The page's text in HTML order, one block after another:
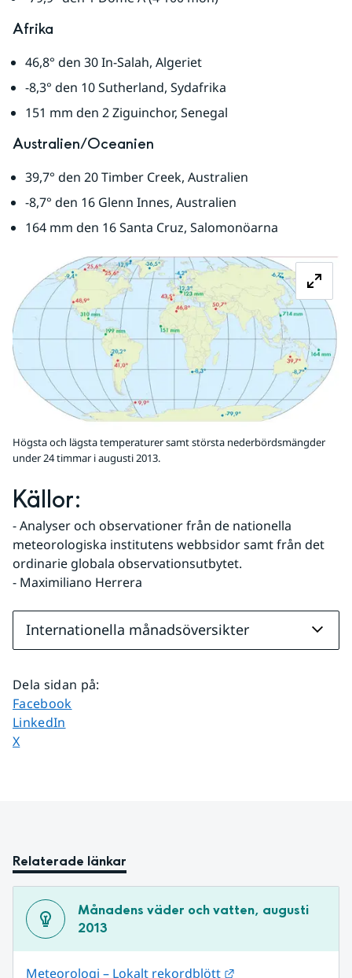
Afrika
46,8° den 30 In-Salah, Algeriet
-8,3° den 10 Sutherland, Sydafrika
151 mm den 2 Ziguinchor, Senegal
Australien/Oceanien
39,7° den 20 Timber Creek, Australien
-8,7° den 16 Glenn Innes, Australien
164 mm den 16 Santa Cruz, Salomonöarna
Högsta och lägsta temperaturer samt största nederbördsmängder
under 24 timmar i augusti 2013.
Källor:
- Analyser och observationer från de nationella
meteorologiska institutens webbsidor samt från det
ordinarie globala observationsutbytet.
- Maximiliano Herrera
Internationella månadsöversikter
Dela sidan på:
Dela sidan på
Facebook
Dela sidan på
LinkedIn
Dela sidan på
X
Relaterade länkar
Månadens väder och vatten, augusti
2013
Meteorologi – Lokalt rekordblött